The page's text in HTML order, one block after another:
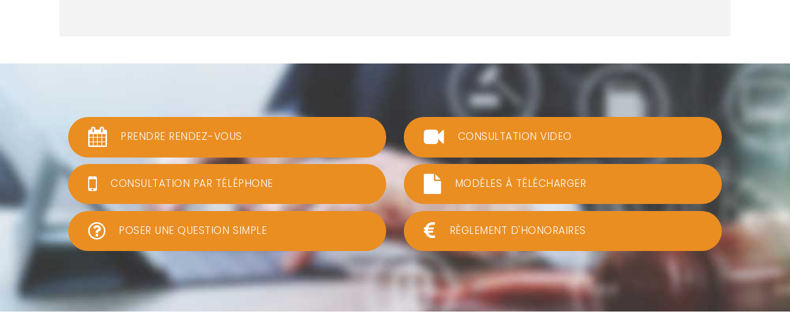
PRENDRE RENDEZ-VOUS
CONSULTATION PAR TÉLÉPHONE
POSER UNE QUESTION SIMPLE
CONSULTATION VIDEO
MODÈLES À TÉLÉCHARGER
RÈGLEMENT D'HONORAIRES